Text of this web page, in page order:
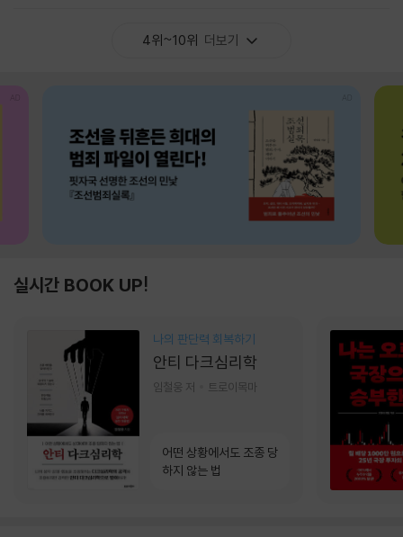
4위~10위 더보기
실시간 BOOK UP!
나의 판단력 회복하기
안티 다크심리학
임철웅 저 트로이목마
어떤 상황에서도 조종 당
하지 않는 법